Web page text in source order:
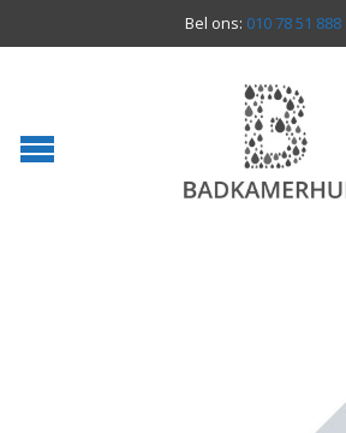
Bel ons: 010 78 51 888